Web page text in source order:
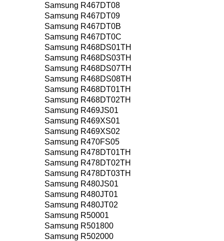
Samsung R467DT08
Samsung R467DT09
Samsung R467DT0B
Samsung R467DT0C
Samsung R468DS01TH
Samsung R468DS03TH
Samsung R468DS07TH
Samsung R468DS08TH
Samsung R468DT01TH
Samsung R468DT02TH
Samsung R469JS01
Samsung R469XS01
Samsung R469XS02
Samsung R470FS05
Samsung R478DT01TH
Samsung R478DT02TH
Samsung R478DT03TH
Samsung R480JS01
Samsung R480JT01
Samsung R480JT02
Samsung R50001
Samsung R501800
Samsung R502000